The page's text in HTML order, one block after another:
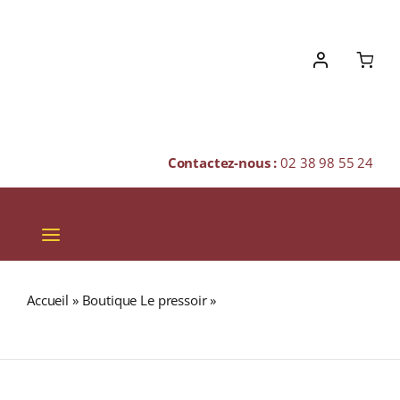
Contactez-nous :02 38 98 55 24
Toggle
Navigation
SPIRITUEUX
Accueil » Boutique Le pressoir»